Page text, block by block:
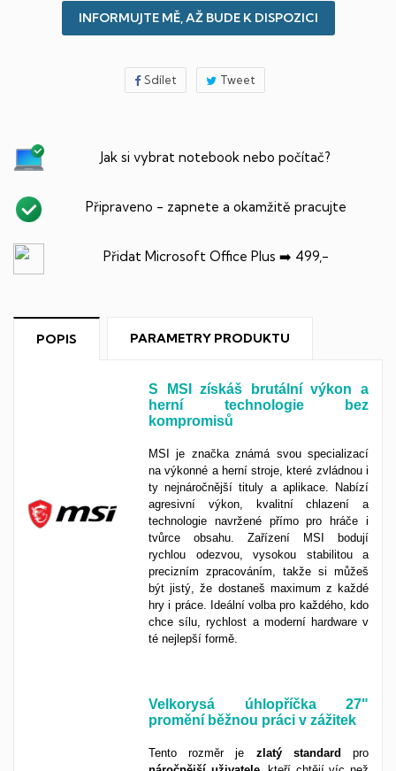
INFORMUJTE MĚ, AŽ BUDE K DISPOZICI
Sdílet Tweet
Jak si vybrat notebook nebo počítač?
Připraveno - zapnete a okamžitě pracujte
Přidat Microsoft Office Plus ➡️ 499,-
POPIS PARAMETRY PRODUKTU
S MSI získáš brutální výkon a
herní technologie bez
kompromisů
MSI je značka známá svou specializací
na výkonné a herní stroje, které zvládnou i
ty nejnáročnější tituly a aplikace. Nabízí
agresivní výkon, kvalitní chlazení a
technologie navržené přímo pro hráče i
tvůrce obsahu. Zařízení MSI bodují
rychlou odezvou, vysokou stabilitou a
precizním zpracováním, takže si můžeš
být jistý, že dostaneš maximum z každé
hry i práce. Ideální volba pro každého, kdo
chce sílu, rychlost a moderní hardware v
té nejlepší formě.
Velkorysá úhlopříčka 27"
promění běžnou práci v zážitek
Tento rozměr je zlatý standard pro